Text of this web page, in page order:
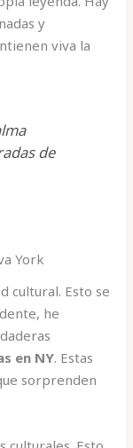
y
viva la
de
York
cultural. Esto se
he
en NY. Estas
sorprenden